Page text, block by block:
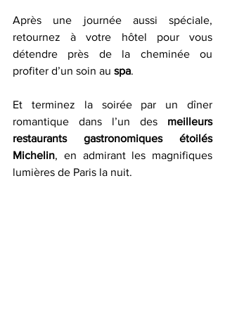
Après une journée aussi spéciale,
retournez à votre hôtel pour vous
détendre près de la cheminée ou
profiter d’un soin au spa.
Et terminez la soirée par un dîner
romantique dans l’un des meilleurs
restaurants gastronomiques étoilés
Michelin, en admirant les magnifiques
lumières de Paris la nuit.